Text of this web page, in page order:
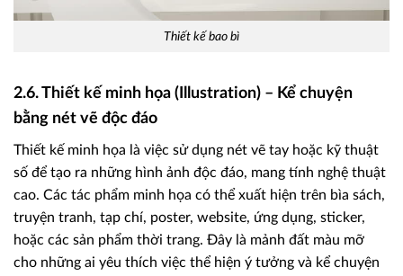
Thiết kế bao bì
2.6. Thiết kế minh họa (Illustration) – Kể chuyện
bằng nét vẽ độc đáo
Thiết kế minh họa là việc sử dụng nét vẽ tay hoặc kỹ thuật
số để tạo ra những hình ảnh độc đáo, mang tính nghệ thuật
cao. Các tác phẩm minh họa có thể xuất hiện trên bìa sách,
truyện tranh, tạp chí, poster, website, ứng dụng, sticker,
hoặc các sản phẩm thời trang. Đây là mảnh đất màu mỡ
cho những ai yêu thích việc thể hiện ý tưởng và kể chuyện